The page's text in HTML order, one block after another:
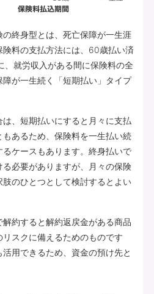
終身型とは、死亡保障が一生涯
料の支払方法には、60歳払い済
、就労収入がある間に保険料の全
が一生続く「短期払い」タイプ
、短期払いにすると月々に支払
あるため、保険料を一生払い続
ケースもあります。終身払いで
必要がありますが、月々の保険
のひとつとして検討するとよい
約すると解約返戻金がある商品
スクに備えるためのものです
用できるため、資金の預け先と